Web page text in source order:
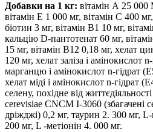
Добавки на 1 кг: вітамін А 25 000
вітамін E 1 000 мг, вітамін С 400
біотин 3 мг, вітамін В1 10 мг,
кальцію D-пантотенат 60 мг,
15 мг, вітамін В12 0,18 мг, хелат
120 мг, xелат заліза і амінокислот
марганцю і амінокислот n-гідрат
хелат міді і амінокислот n-гідрат
селену, похідне від
cerevisiae CNCM I-3060 (збагачені
дріжджі) 0,2 мг, таурин 2. 300 мг, L-
200 мг, L -метіонін 4. 000 мг.